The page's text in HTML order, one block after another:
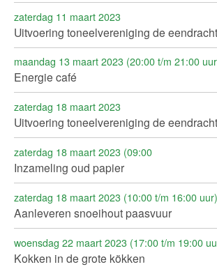
zaterdag 11 maart 2023
Uitvoering toneelvereniging de eendracht
maandag 13 maart 2023 (20:00 t/m 21:00
Energie café
zaterdag 18 maart 2023
Uitvoering toneelvereniging de eendracht
zaterdag 18 maart 2023 (09:00
Inzameling oud papier
zaterdag 18 maart 2023 (10:00 t/m 16:00 uur)
Aanleveren snoeihout paasvuur
woensdag 22 maart 2023 (17:00 t/m 19:00
Kokken in de grote kökken